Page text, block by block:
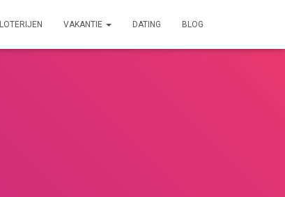
LOTERIJEN VAKANTIE DATING BLOG